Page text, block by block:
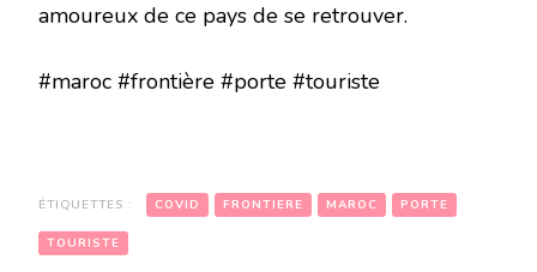
amoureux de ce pays de se retrouver.
#maroc #frontière #porte #touriste
ÉTIQUETTES : COVID FRONTIERE MAROC PORTE
TOURISTE